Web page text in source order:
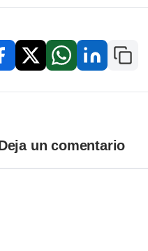
FacebookX / TwitterWhatsAppLinkedIn
un comentario